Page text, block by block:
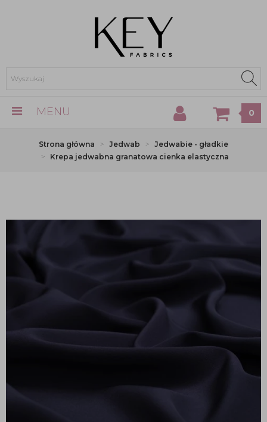
MENU 0
Strona główna Jedwab
Jedwabie - gładkie
Krepa jedwabna granatowa cienka elastyczna